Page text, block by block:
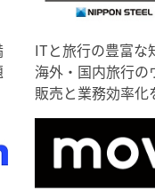
ITと旅行の豊富な
海外・国内旅行の
販売と業務効率化